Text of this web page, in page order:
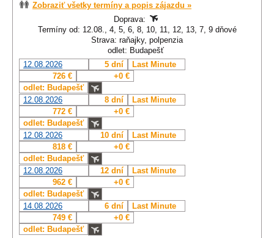
Zobraziť všetky termíny a popis zájazdu »
Doprava:
Termíny od: 12.08., 4, 5, 6, 8, 10, 11, 12, 13, 7, 9 dňové
Strava: raňajky, polpenzia
odlet: Budapešť
12.08.2026
5 dní
Last Minute
726 €
+0 €
odlet: Budapešť
12.08.2026
8 dní
Last Minute
772 €
+0 €
odlet: Budapešť
12.08.2026
10 dní
Last Minute
818 €
+0 €
odlet: Budapešť
12.08.2026
12 dní
Last Minute
962 €
+0 €
odlet: Budapešť
14.08.2026
6 dní
Last Minute
749 €
+0 €
odlet: Budapešť